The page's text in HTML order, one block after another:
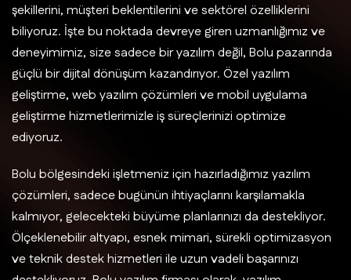
şekillerini, müşteri beklentilerini ve sektörel özelliklerini
biliyoruz. İşte bu noktada devreye giren uzmanlığımız ve
deneyimimiz, size sadece bir yazılım değil, Bolu pazarında
güçlü bir dijital dönüşüm kazandırıyor. Özel yazılım
geliştirme, web yazılım çözümleri ve mobil uygulama
geliştirme hizmetlerimizle iş süreçlerinizi optimize
ediyoruz.
Bolu bölgesindeki işletmeniz için hazırladığımız yazılım
çözümleri, sadece bugünün ihtiyaçlarını karşılamakla
kalmıyor, gelecekteki büyüme planlarınızı da destekliyor.
Ölçeklenebilir altyapı, esnek mimari, sürekli optimizasyon
ve teknik destek hizmetleri ile uzun vadeli başarınızı